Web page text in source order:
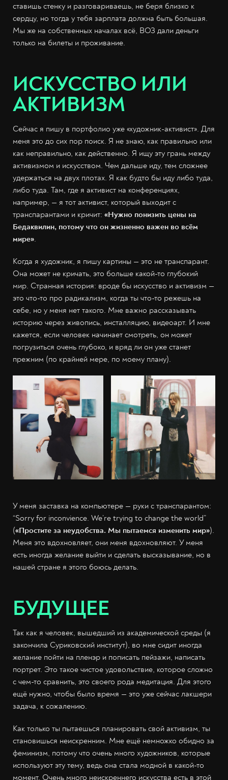
ставишь стенку и разговариваешь, не беря близко к
сердцу, но тогда у тебя зарплата должна быть большая.
Мы же на собственных началах всё, ВОЗ дали деньги
только на билеты и проживание.
ИСКУССТВО ИЛИ
АКТИВИЗМ
Сейчас я пишу в портфолио уже «художник-активист». Для
меня это до сих пор поиск. Я не знаю, как правильно или
как неправильно, как действенно. Я ищу эту грань между
активизмом и искусством. Чем дальше иду, тем сложнее
удержаться на двух плотах. Я как будто бы иду либо туда,
либо туда. Там, где я активист на конференциях,
например, — я тот активист, который выходит с
транспарантами и кричит: «Нужно понизить цены на
Бедаквилин, потому что он жизненно важен во всём
мире».
Когда я художник, я пишу картины — это не транспарант.
Она может не кричать, это больше какой-то глубокий
мир. Странная история: вроде бы искусство и активизм —
это что-то про радикализм, когда ты что-то режешь на
себе, но у меня нет такого. Мне важно рассказывать
историю через живопись, инсталляцию, видеоарт. И мне
кажется, если человек начинает смотреть, он может
погрузиться очень глубоко, и вряд ли он уже станет
прежним (по крайней мере, по моему плану).
У меня заставка на компьютере — руки с транспарантом:
“Sorry for inconvience. We’re trying to change the world”
(«Простите за неудобства. Мы пытаемся изменить мир»).
Меня это вдохновляет, они меня вдохновляют. У меня
есть иногда желание выйти и сделать высказывание, но в
нашей стране я этого боюсь делать.
БУДУЩЕЕ
Так как я человек, вышедший из академической среды (я
закончила Суриковский институт), во мне сидит иногда
желание пойти на пленэр и пописать пейзажи, написать
портрет. Это такое чистое удовольствие, которое сложно
с чем-то сравнить, это своего рода медитация. Для этого
ещё нужно, чтобы было время — это уже сейчас лакшери
задача, к сожалению.
Как только ты пытаешься планировать свой активизм, ты
становишься неискренним. Мне ещё немножко обидно за
феминизм, потому что очень много художников, которые
используют эту тему, ведь она стала модной в какой-то
момент. Очень много неискреннего искусства есть в этой